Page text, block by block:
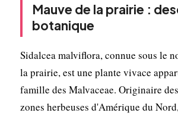
Mauve de la prairie :
botanique
Sidalcea malviflora, connue sous le
la prairie, est une plante vivace
famille des Malvaceae. Originaire
zones herbeuses d'Amérique du